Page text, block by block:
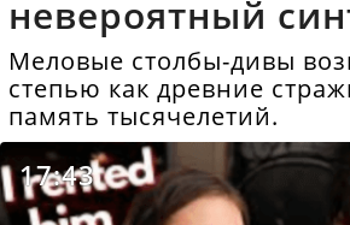
невероятный
Меловые столбы-дивы
степью как древние
память тысячелетий.
17:43